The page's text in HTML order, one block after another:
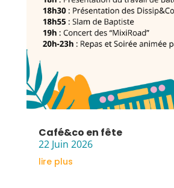
Café&co en fête
22 Juin 2026
lire plus